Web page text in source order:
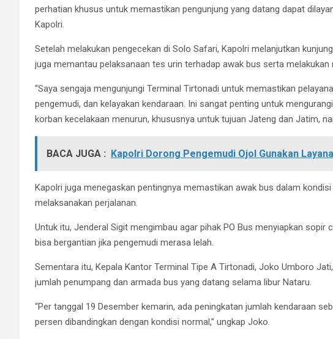
perhatian khusus untuk memastikan pengunjung yang datang dapat
Kapolri.
Setelah melakukan pengecekan di Solo Safari, Kapolri melanjutkan
juga memantau pelaksanaan tes urin terhadap awak bus serta
“Saya sengaja mengunjungi Terminal Tirtonadi untuk memastikan
pengemudi, dan kelayakan kendaraan. Ini sangat penting untuk
korban kecelakaan menurun, khususnya untuk tujuan Jateng dan Jatim,
BACA JUGA : Kapolri Dorong Pengemudi Ojol Gunakan
Kapolri juga menegaskan pentingnya memastikan awak bus dalam
melaksanakan perjalanan.
Untuk itu, Jenderal Sigit mengimbau agar pihak PO Bus menyiapkan sopir
bisa bergantian jika pengemudi merasa lelah.
Sementara itu, Kepala Kantor Terminal Tipe A Tirtonadi, Joko Umboro
jumlah penumpang dan armada bus yang datang selama libur Nataru.
“Per tanggal 19 Desember kemarin, ada peningkatan jumlah kendaraan
persen dibandingkan dengan kondisi normal,” ungkap Joko.